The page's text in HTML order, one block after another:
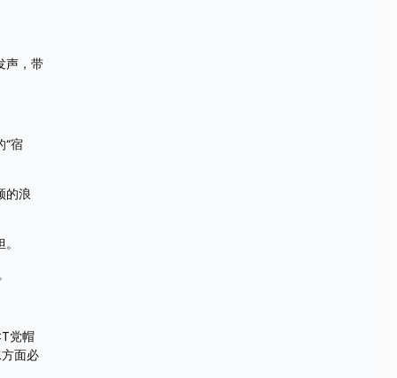
声，带
“宿
的浪
党帽
面必